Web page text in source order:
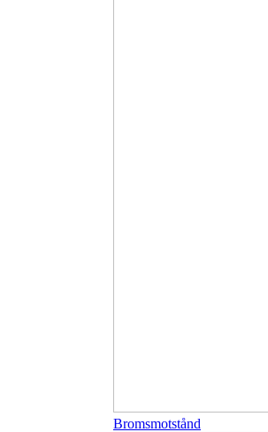
Bromsmotstånd